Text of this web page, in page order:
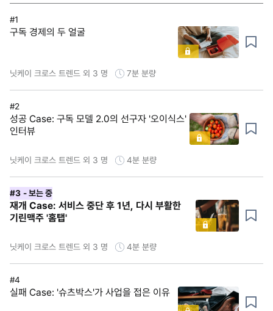
#1
구독 경제의 두 얼굴
닛케이 크로스 트렌드 외 3 명 7분 분량
#2
성공 Case: 구독 모델 2.0의 선구자 '오이식스'
인터뷰
닛케이 크로스 트렌드 외 3 명 4분 분량
#3 - 보는 중
재개 Case: 서비스 중단 후 1년, 다시 부활한
기린맥주 '홈탭'
닛케이 크로스 트렌드 외 3 명 4분 분량
#4
실패 Case: '슈츠박스'가 사업을 접은 이유